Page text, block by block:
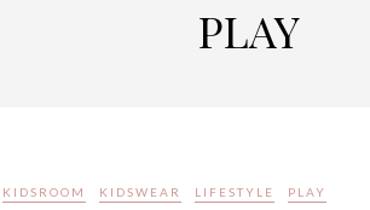
PLAY
KIDSROOM KIDSWEAR LIFESTYLE PLAY